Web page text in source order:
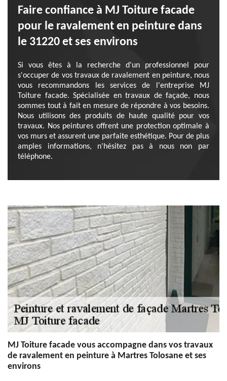
Faire confiance à MJ Toiture facade
pour le ravalement en peinture dans
le 31220 et ses environs
Si vous êtes à la recherche d'un professionnel pour
s'occuper de vos travaux de ravalement en peinture, nous
vous recommandons les services de l'entreprise MJ
Toiture facade. Spécialisée en travaux de façade, nous
sommes tout à fait en mesure de répondre à vos besoins.
Nous utilisons des produits de haute qualité pour vos
travaux. Nos peintures offrent une protection optimale à
vos murs et assurent une parfaite esthétique. Pour de plus
amples informations, n'hésitez pas à nous non par
téléphone.
MJ Toiture facade vous accompagne dans vos travaux
de ravalement en peinture à Martres Tolosane et ses
environs